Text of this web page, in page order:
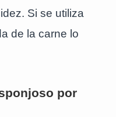
Si se utiliza
de la carne lo
por